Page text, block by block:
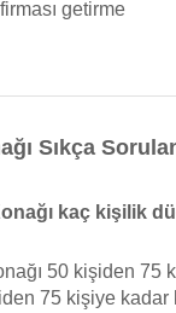
getirme
Sıkça
kaç kişilik
50 kişiden 75
75 kişiye kadar